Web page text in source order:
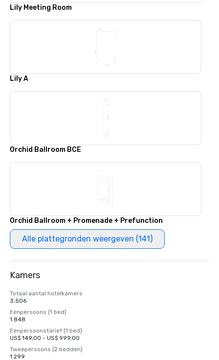
Lily Meeting Room
Lily A
Orchid Ballroom BCE
Orchid Ballroom + Promenade + Prefunction
Alle plattegronden weergeven (141)
Kamers
Totaal aantal hotelkamers
3.506
Eenpersoons (1 bed)
1.848
Eenpersoonstarief (1 bed)
US$ 149,00 - US$ 999,00
Tweepersoons (2 bedden)
1.299